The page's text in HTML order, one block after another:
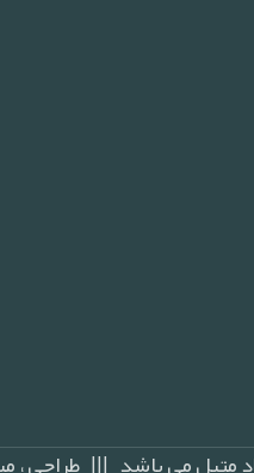
متیل می باشد ||| طراحی ،